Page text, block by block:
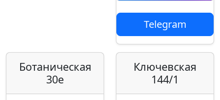
Telegram
Ботаническая
30е
Ключевская
144/1